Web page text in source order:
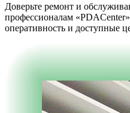
Доверьте ремонт и
профессионалам
оперативность и доступные